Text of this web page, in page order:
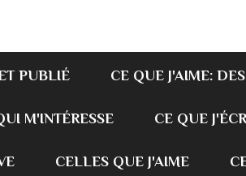
PUBLIÉ CE QUE J'AIME:
M'INTÉRESSE CE QUE
CELLES QUE J'AIME